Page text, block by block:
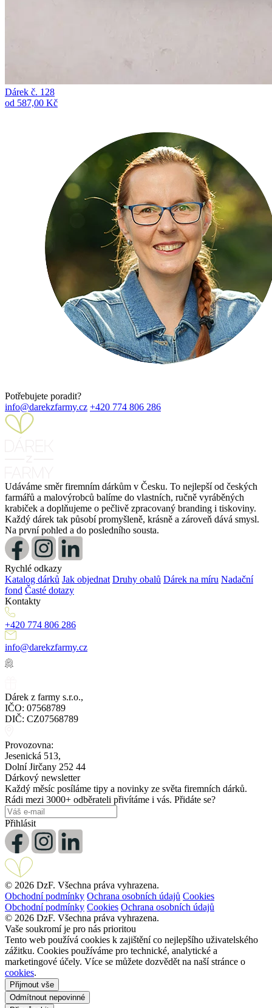
Dárek č. 128
od 587,00 Kč
Potřebujete poradit?
info@darekzfarmy.cz +420 774 806 286
Udáváme směr firemním dárkům v Česku. To nejlepší od českých
farmářů a malovýrobců balíme do vlastních, ručně vyráběných
krabiček a doplňujeme o pečlivě zpracovaný branding i tiskoviny.
Každý dárek tak působí promyšleně, krásně a zároveň dává smysl.
Na první pohled a do posledního sousta.
Rychlé odkazy
Katalog dárků Jak objednat Druhy obalů Dárek na míru Nadační
fond Časté dotazy
Kontakty
+420 774 806 286
info@darekzfarmy.cz
Dárek z farmy s.r.o.,
IČO: 07568789
DIČ: CZ07568789
Provozovna:
Jesenická 513,
Dolní Jirčany 252 44
Dárkový newsletter
Každý měsíc posíláme tipy a novinky ze světa firemních dárků.
Rádi mezi 3000+ odběrateli přivítáme i vás. Přidáte se?
Přihlásit
© 2026 DzF. Všechna práva vyhrazena.
Obchodní podmínky Ochrana osobních údajů Cookies
Obchodní podmínky Cookies Ochrana osobních údajů
© 2026 DzF. Všechna práva vyhrazena.
Vaše soukromí je pro nás prioritou
Tento web používá cookies k zajištění co nejlepšího uživatelského
zážitku. Cookies používáme pro technické, analytické a
marketingové účely. Více se můžete dozvědět na naší stránce o
cookies.
Přijmout vše
Odmítnout nepovinné